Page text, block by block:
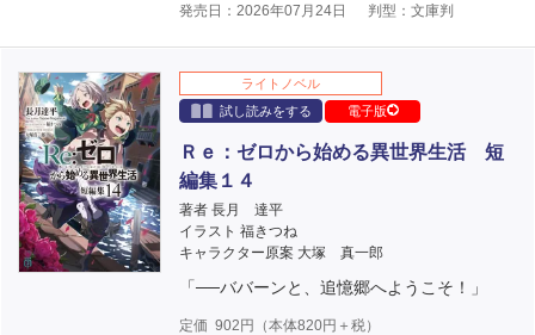
発売日：2026年07月24日
判型：文庫判
ライトノベル
試し読みをする
電子版
Ｒｅ：ゼロから始める異世界生活 短
編集１４
著者 長月 達平
イラスト 福きつね
キャラクター原案 大塚 真一郎
「──ババーンと、追憶郷へようこそ！」
定価 902 円（本体820円＋税）